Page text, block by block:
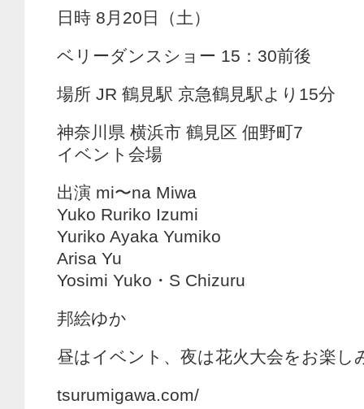
日時 8月20日（土）
ベリーダンスショー 15：30前後
場所 JR 鶴見駅 京急鶴見駅より15分
神奈川県 横浜市 鶴見区 佃野町7
イベント会場
出演 mi〜na Miwa
Yuko Ruriko Izumi
Yuriko Ayaka Yumiko
Arisa Yu
Yosimi Yuko・S Chizuru
邦絵ゆか
昼はイベント、夜は花火大会をお楽し
tsurumigawa.com/